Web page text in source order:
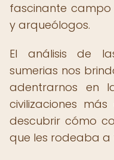
fascinante
y arqueólogos.
El análisis de
sumerias nos
adentrarnos en
civilizaciones
descubrir cómo
que les rodeaba a